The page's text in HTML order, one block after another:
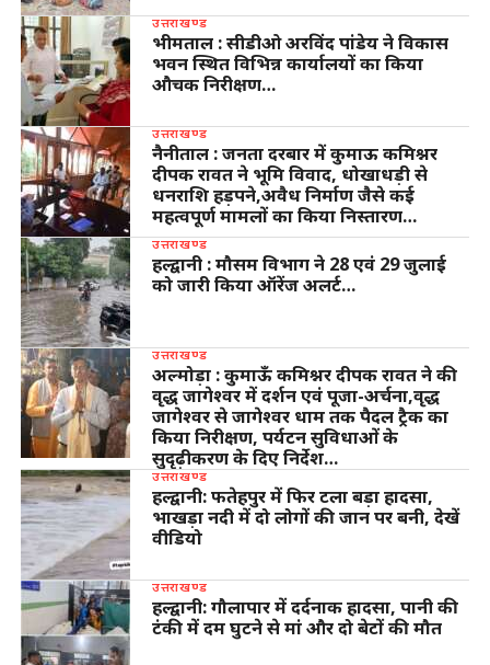
उत्तराखण्ड
भीमताल : सीडीओ अरविंद पांडेय ने विकास
भवन स्थित विभिन्न कार्यालयों का किया
औचक निरीक्षण…
उत्तराखण्ड
नैनीताल : जनता दरबार में कुमाऊ कमिश्नर
दीपक रावत ने भूमि विवाद, धोखाधड़ी से
धनराशि हड़पने,अवैध निर्माण जैसे कई
महत्वपूर्ण मामलों का किया निस्तारण…
उत्तराखण्ड
हल्द्वानी : मौसम विभाग ने 28 एवं 29 जुलाई
को जारी किया ऑरेंज अलर्ट…
उत्तराखण्ड
अल्मोड़ा : कुमाऊँ कमिश्नर दीपक रावत ने की
वृद्ध जागेश्वर में दर्शन एवं पूजा-अर्चना,वृद्ध
जागेश्वर से जागेश्वर धाम तक पैदल ट्रैक का
किया निरीक्षण, पर्यटन सुविधाओं के
सुदृढ़ीकरण के दिए निर्देश…
उत्तराखण्ड
हल्द्वानी: फतेहपुर में फिर टला बड़ा हादसा,
भाखड़ा नदी में दो लोगों की जान पर बनी, देखें
वीडियो
उत्तराखण्ड
हल्द्वानी: गौलापार में दर्दनाक हादसा, पानी की
टंकी में दम घुटने से मां और दो बेटों की मौत